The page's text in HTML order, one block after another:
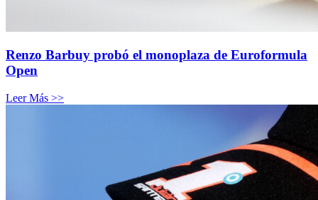
Renzo Barbuy probó el monoplaza de Euroformula
Open
Leer Más >>